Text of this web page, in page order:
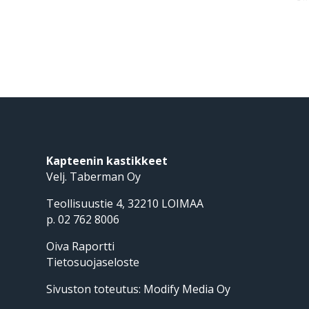
Kapteenin kastikkeet
Velj. Taberman Oy
Teollisuustie 4, 32210 LOIMAA
p. 02 762 8006
Oiva Raportti
Tietosuojaseloste
Sivuston toteutus: Modify Media Oy